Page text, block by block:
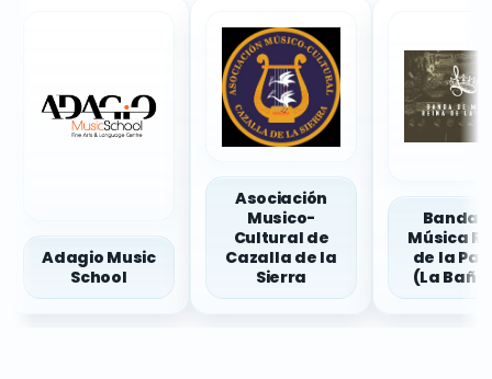
Adagio Music
School
Asociación
Musico-
Cultural de
Cazalla de la
Sierra
Banda
Música
de la
(La